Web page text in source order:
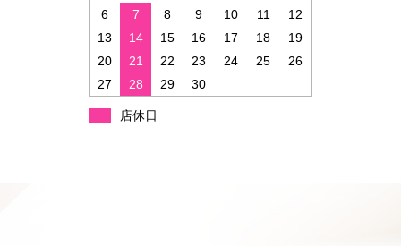
6
7 8 9 10 11
12
13
14 15 16 17 18
19
20
21 22 23 24 25
26
27
28 29 30
店休日